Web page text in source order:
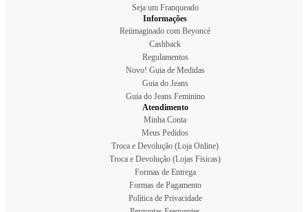
Seja um Franqueado
Informações
Reiimaginado com Beyoncé
Cashback
Regulamentos
Novo! Guia de Medidas
Guia do Jeans
Guia do Jeans Feminino
Atendimento
Minha Conta
Meus Pedidos
Troca e Devolução (Loja Online)
Troca e Devolução (Lojas Físicas)
Formas de Entrega
Formas de Pagamento
Política de Privacidade